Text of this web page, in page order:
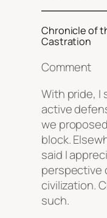
Chronicle of
Castration
Comment
With pride, I
active
we
block.
said I
perspective
civilization.
such.